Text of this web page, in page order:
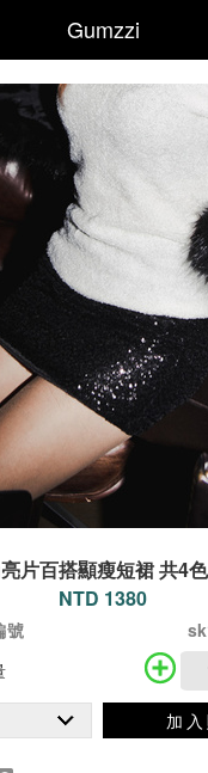
Gumzzi
片百搭顯瘦短裙 共4
NTD 1380
號
加